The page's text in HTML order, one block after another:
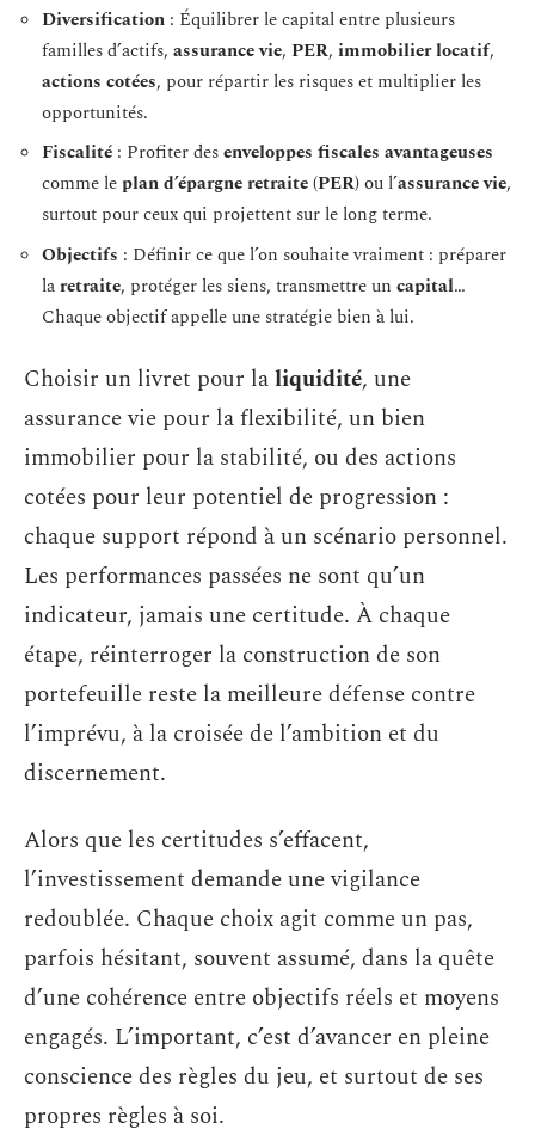
Diversification : Équilibrer le capital entre plusieurs
familles d’actifs, assurance vie, PER, immobilier locatif,
actions cotées, pour répartir les risques et multiplier les
opportunités.
Fiscalité : Profiter desenveloppes fiscales avantageuses
comme leplan d’épargne retraite (PER)ou l’assurance vie,
surtout pour ceux qui projettent sur le long terme.
Objectifs : Définir ce que l’on souhaite vraiment : préparer
laretraite, protéger les siens, transmettre un capital…
Chaque objectif appelle une stratégie bien à lui.
Choisir un livret pour laliquidité, une
assurance vie pour la flexibilité, un bien
immobilier pour la stabilité, ou des actions
cotées pour leur potentiel de progression :
chaque support répond à un scénario personnel.
Les performances passées ne sont qu’un
indicateur, jamais une certitude. À chaque
étape, réinterroger la construction de son
portefeuille reste la meilleure défense contre
l’imprévu, à la croisée de l’ambition et du
discernement.
Alors que les certitudes s’effacent,
l’investissement demande une vigilance
redoublée. Chaque choix agit comme un pas,
parfois hésitant, souvent assumé, dans la quête
d’une cohérence entre objectifs réels et moyens
engagés. L’important, c’est d’avancer en pleine
conscience des règles du jeu, et surtout de ses
propres règles à soi.